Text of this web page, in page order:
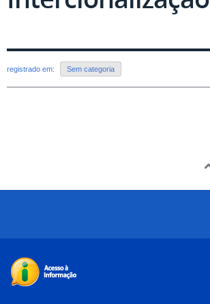
registrado em: Sem categoria